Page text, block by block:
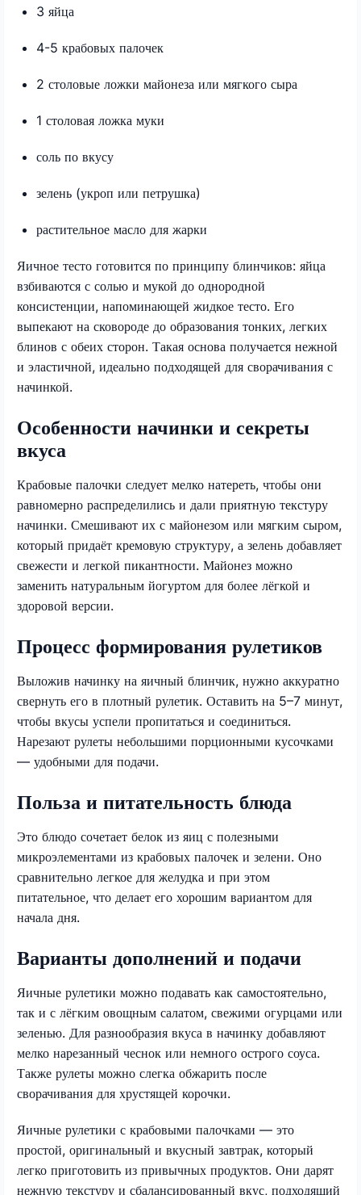
3 яйца
4-5 крабовых палочек
2 столовые ложки майонеза или мягкого сыра
1 столовая ложка муки
соль по вкусу
зелень (укроп или петрушка)
растительное масло для жарки
Яичное тесто готовится по принципу блинчиков: яйца
взбиваются с солью и мукой до однородной
консистенции, напоминающей жидкое тесто. Его
выпекают на сковороде до образования тонких, легких
блинов с обеих сторон. Такая основа получается нежной
и эластичной, идеально подходящей для сворачивания с
начинкой.
Особенности начинки и секреты
вкуса
Крабовые палочки следует мелко натереть, чтобы они
равномерно распределились и дали приятную текстуру
начинки. Смешивают их с майонезом или мягким сыром,
который придаёт кремовую структуру, а зелень добавляет
свежести и легкой пикантности. Майонез можно
заменить натуральным йогуртом для более лёгкой и
здоровой версии.
Процесс формирования рулетиков
Выложив начинку на яичный блинчик, нужно аккуратно
свернуть его в плотный рулетик. Оставить на 5–7 минут,
чтобы вкусы успели пропитаться и соединиться.
Нарезают рулеты небольшими порционными кусочками
— удобными для подачи.
Польза и питательность блюда
Это блюдо сочетает белок из яиц с полезными
микроэлементами из крабовых палочек и зелени. Оно
сравнительно легкое для желудка и при этом
питательное, что делает его хорошим вариантом для
начала дня.
Варианты дополнений и подачи
Яичные рулетики можно подавать как самостоятельно,
так и с лёгким овощным салатом, свежими огурцами или
зеленью. Для разнообразия вкуса в начинку добавляют
мелко нарезанный чеснок или немного острого соуса.
Также рулеты можно слегка обжарить после
сворачивания для хрустящей корочки.
Яичные рулетики с крабовыми палочками — это
простой, оригинальный и вкусный завтрак, который
легко приготовить из привычных продуктов. Они дарят
нежную текстуру и сбалансированный вкус, подходящий